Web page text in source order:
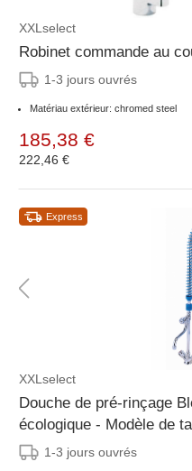
XXLselect
Robinet commande au
1-3 jours ouvrés
Matériau extérieur: chromed steel
185,38 €
222,46 €
Express
XXLselect
Douche de pré-rinçage
écologique - Modèle de
1-3 jours ouvrés